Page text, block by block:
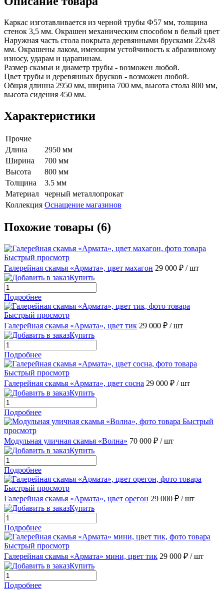
Каркас изготавливается из черной трубы Ф57 мм, толщина
стенок 3,5 мм. Окрашен механическим способом в белый цвет
Наружная часть стола покрыта деревянными брусками 22х48
мм. Окрашены лаком, имеющим устойчивость к абразивному
износу, ударам и царапинам.
Размер скамьи и диаметр трубы - возможен любой.
Цвет трубы и деревянных брусков - возможен любой.
Общая длинна 2950 мм, ширина 700 мм, высота стола 800 мм,
высота сидения 450 мм.
Характеристики
Прочие
Длина
2950 мм
Ширина
700 мм
Высота
800 мм
Толщина
3.5 мм
Материал
черный металлопрокат
Коллекция Оснащение магазинов
Похожие товары (6)
Быстрый просмотр
Галерейная скамья «Армата», цвет махагон 29 000 ₽ / шт
Купить
Подробнее
Быстрый просмотр
Галерейная скамья «Армата», цвет тик 29 000 ₽ / шт
Купить
Подробнее
Быстрый просмотр
Галерейная скамья «Армата», цвет сосна 29 000 ₽ / шт
Купить
Подробнее
Быстрый
просмотр
Модульная уличная скамья «Волна» 70 000 ₽ / шт
Купить
Подробнее
Быстрый просмотр
Галерейная скамья «Армата», цвет орегон 29 000 ₽ / шт
Купить
Подробнее
Быстрый просмотр
Галерейная скамья «Армата» мини, цвет тик 29 000 ₽ / шт
Купить
Подробнее